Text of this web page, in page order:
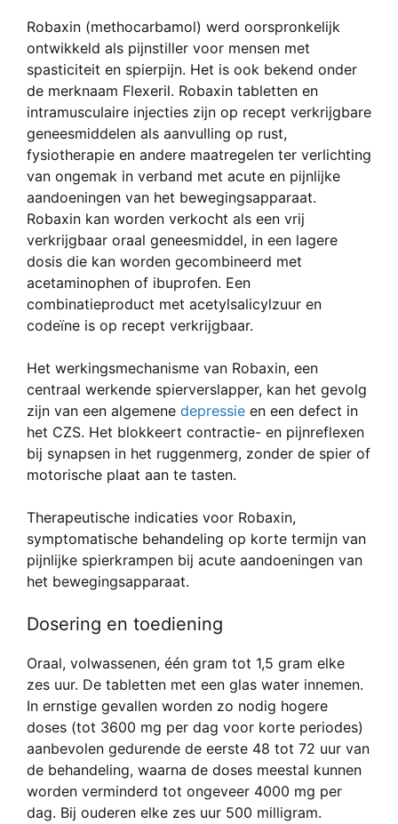
Robaxin (methocarbamol) werd oorspronkelijk
ontwikkeld als pijnstiller voor mensen met
spasticiteit en spierpijn. Het is ook bekend onder
de merknaam Flexeril. Robaxin tabletten en
intramusculaire injecties zijn op recept verkrijgbare
geneesmiddelen als aanvulling op rust,
fysiotherapie en andere maatregelen ter verlichting
van ongemak in verband met acute en pijnlijke
aandoeningen van het bewegingsapparaat.
Robaxin kan worden verkocht als een vrij
verkrijgbaar oraal geneesmiddel, in een lagere
dosis die kan worden gecombineerd met
acetaminophen of ibuprofen. Een
combinatieproduct met acetylsalicylzuur en
codeïne is op recept verkrijgbaar.
Het werkingsmechanisme van Robaxin, een
centraal werkende spierverslapper, kan het gevolg
zijn van een algemene depressie en een defect in
het CZS. Het blokkeert contractie- en pijnreflexen
bij synapsen in het ruggenmerg, zonder de spier of
motorische plaat aan te tasten.
Therapeutische indicaties voor Robaxin,
symptomatische behandeling op korte termijn van
pijnlijke spierkrampen bij acute aandoeningen van
het bewegingsapparaat.
Dosering en toediening
Oraal, volwassenen, één gram tot 1,5 gram elke
zes uur. De tabletten met een glas water innemen.
In ernstige gevallen worden zo nodig hogere
doses (tot 3600 mg per dag voor korte periodes)
aanbevolen gedurende de eerste 48 tot 72 uur van
de behandeling, waarna de doses meestal kunnen
worden verminderd tot ongeveer 4000 mg per
dag. Bij ouderen elke zes uur 500 milligram.